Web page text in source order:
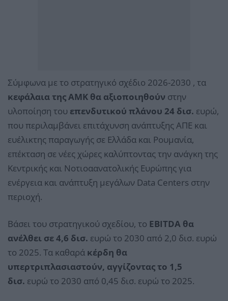
Σύμφωνα με το στρατηγικό σχέδιο 2026-2030 , τα
κεφάλαια της ΑΜΚ θα αξιοποιηθούν στην
υλοποίηση του επενδυτικού πλάνου 24 δισ. ευρώ,
που περιλαμβάνει επιτάχυνση ανάπτυξης ΑΠΕ και
ευέλικτης παραγωγής σε Ελλάδα και Ρουμανία,
επέκταση σε νέες χώρες καλύπτοντας την ανάγκη της
Κεντρικής και Νοτιοαανατολικής Ευρώπης για
ενέργεια και ανάπτυξη μεγάλων Data Centers στην
περιοχή.
Βάσει του στρατηγικού σχεδίου, το EBITDA θα
ανέλθει σε 4,6 δισ. ευρώ το 2030 από 2,0 δισ. ευρώ
το 2025. Τα καθαρά κέρδη θα
υπερτριπλασιαστούν, αγγίζοντας το 1,5
δισ. ευρώ το 2030 από 0,45 δισ. ευρώ το 2025.